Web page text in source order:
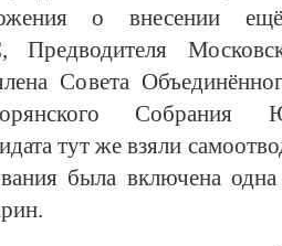
о внесении
Предводителя
Совета
тут же взяли
была включена